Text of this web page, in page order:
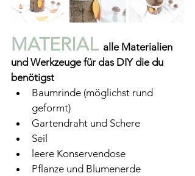
MATERIAL alle Materialien
und Werkzeuge für das DIY die du
benötigst
Baumrinde (möglichst rund
geformt)
Gartendraht und Schere
Seil
leere Konservendose
Pflanze und Blumenerde